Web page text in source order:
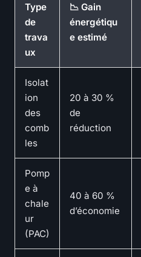
Type
de
trava
ux
📉 Gain
énergétiqu
e estimé
Isolat
ion
des
comb
les
20 à 30 %
de
réduction
Pomp
e à
chale
ur
(PAC)
40 à 60 %
d’économie